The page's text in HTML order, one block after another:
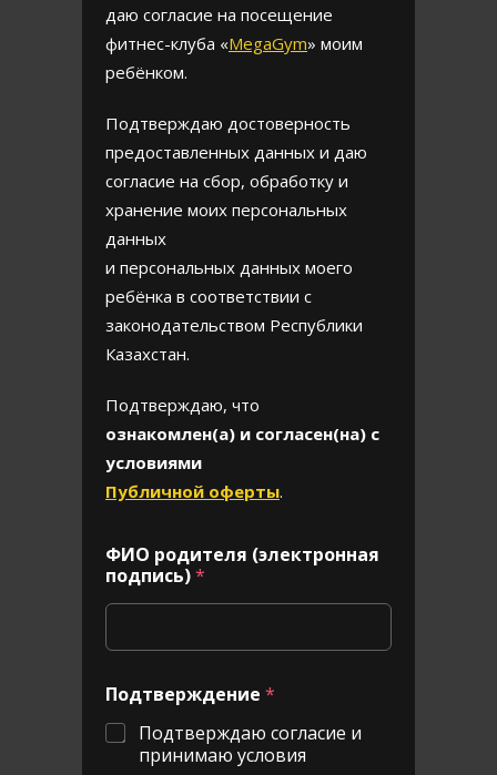
даю согласие на посещение
фитнес-клуба «MegaGym» моим
ребёнком.
Подтверждаю достоверность
предоставленных данных и даю
согласие на сбор, обработку и
хранение моих персональных
данных
и персональных данных моего
ребёнка в соответствии с
законодательством Республики
Казахстан.
Подтверждаю, что
ознакомлен(а) и согласен(на) с
условиями
Публичной оферты.
ФИО родителя (электронная
подпись)*
Подтверждение *
Подтверждаю согласие и
принимаю условия